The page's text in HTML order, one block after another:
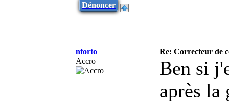
Dénoncer
nforto
Re: Correcteur de
Accro
Ben si
après